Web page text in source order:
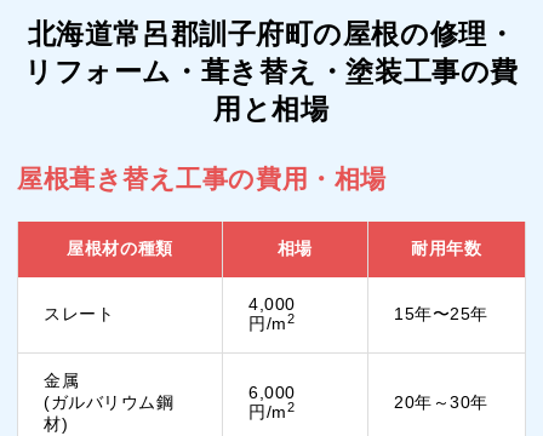
北海道常呂郡訓子府町の屋根の修理・
リフォーム・葺き替え・塗装工事の費
用と相場
屋根葺き替え工事の費用・相場
屋根材の種類 相場 耐用年数
スレート
4,000
円/m2 15年〜25年
金属
(ガルバリウム鋼
材)
6,000
円/m2 20年～30年